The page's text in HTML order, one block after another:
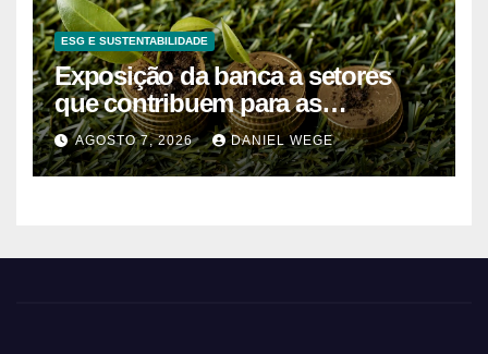
ESG E SUSTENTABILIDADE
Exposição da banca a setores
que contribuem para as
alterações climáticas mantém-se
nos 62%
AGOSTO 7, 2026 DANIEL WEGE